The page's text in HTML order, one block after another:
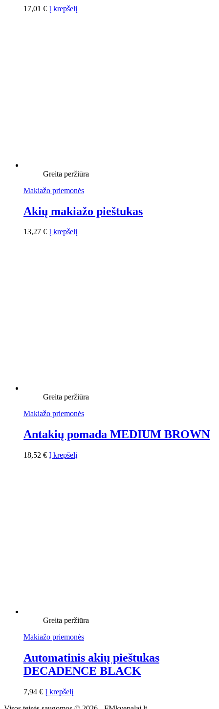
17,01 € Į krepšelį
Greita peržiūra
Makiažo priemonės
Akių makiažo pieštukas
13,27 € Į krepšelį
Greita peržiūra
Makiažo priemonės
Antakių pomada MEDIUM BROWN
18,52 € Į krepšelį
Greita peržiūra
Makiažo priemonės
Automatinis akių pieštukas
DECADENCE BLACK
7,94 € Į krepšelį